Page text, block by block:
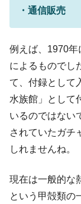
・通信販売
例えば、1970年
によるものでし
て、付録として
水族館」として
いるのではない
されていたガチ
しれませんね。
現在は一般的な
という甲殻類の